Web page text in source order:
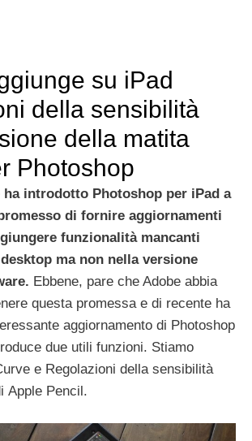
su iPad
della sensibilità
della matita
Photoshop
ha introdotto Photoshop per iPad a
di fornire aggiornamenti
funzionalità mancanti
ma non nella versione
Ebbene, pare che Adobe abbia
questa promessa e di recente ha
aggiornamento di Photoshop
due utili funzioni. Stiamo
e Regolazioni della sensibilità
Apple Pencil.